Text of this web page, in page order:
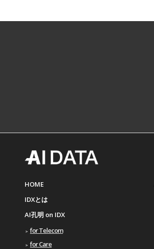
HOME
IDXとは
AI孔明 on IDX
for Telecom
for Care